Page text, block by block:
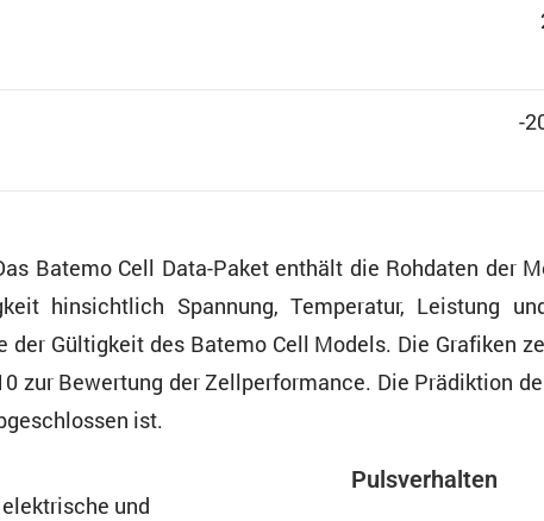
-
Batemo Cell Data-Paket enthält die Rohdaten der
hinsicht­lich Spannung, Tempe­ratur, Leistung
Gültig­keit des Batemo Cell Models. Die Grafiken
zur Bewer­tung der Zellper­for­mance. Die Prädik­tion
ist.
elektri­sche und
Pulsver­halten